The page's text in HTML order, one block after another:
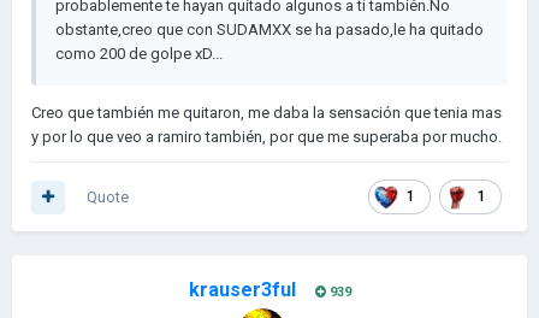
probablemente te hayan quitado algunos a ti también.No
obstante,creo que con SUDAMXX se ha pasado,le ha quitado
como 200 de golpe xD...
Creo que también me quitaron, me daba la sensación que tenia mas
y por lo que veo a ramiro también, por que me superaba por mucho.
1 1
Quote
krauser3ful 939